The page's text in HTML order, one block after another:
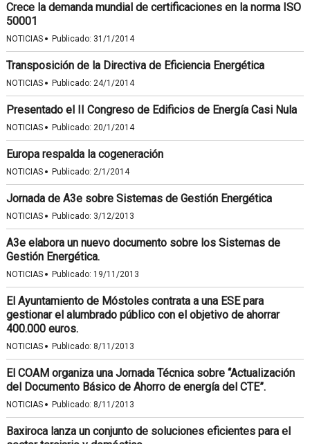
Crece la demanda mundial de certificaciones en la norma ISO
50001
NOTICIAS · Publicado: 31/1/2014
Transposición de la Directiva de Eficiencia Energética
NOTICIAS · Publicado: 24/1/2014
Presentado el II Congreso de Edificios de Energía Casi Nula
NOTICIAS · Publicado: 20/1/2014
Europa respalda la cogeneración
NOTICIAS · Publicado: 2/1/2014
Jornada de A3e sobre Sistemas de Gestión Energética
NOTICIAS · Publicado: 3/12/2013
A3e elabora un nuevo documento sobre los Sistemas de
Gestión Energética.
NOTICIAS · Publicado: 19/11/2013
El Ayuntamiento de Móstoles contrata a una ESE para
gestionar el alumbrado público con el objetivo de ahorrar
400.000 euros.
NOTICIAS · Publicado: 8/11/2013
El COAM organiza una Jornada Técnica sobre “Actualización
del Documento Básico de Ahorro de energía del CTE”.
NOTICIAS · Publicado: 8/11/2013
Baxiroca lanza un conjunto de soluciones eficientes para el